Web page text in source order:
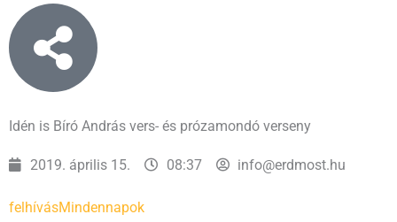
Idén is Bíró András vers- és prózamondó verseny
2019. április 15. 08:37 info@erdmost.hu
felhívásMindennapok